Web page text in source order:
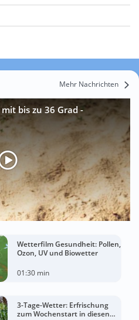
Mehr Nachrichten
bis zu 36 Grad -
Wetterfilm Gesundheit: Pollen,
Ozon, UV und Biowetter
01:30 min
3-Tage-Wetter: Erfrischung
zum Wochenstart in diesen